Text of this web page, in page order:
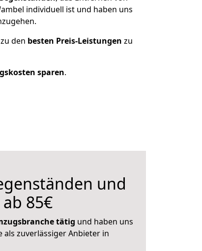
individuell ist und haben uns
den besten Preis-Leistungen zu
sparen.
und
85€
tätig und haben uns
zuverlässiger Anbieter in